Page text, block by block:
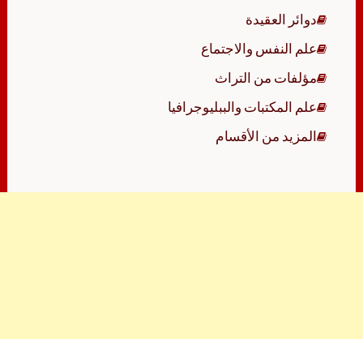
دوائر العقيدة
علم النفس والاجتماع
مؤلفات من التراث
علم المكتبات والببليوجرافيا
المزيد من الأقسام